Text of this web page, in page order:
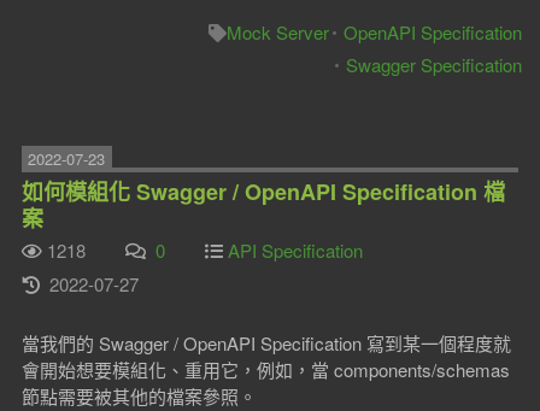
Mock Server OpenAPI Specification
Swagger Specification
2022-07-23
如何模組化 Swagger / OpenAPI Specification 檔
案
1218 0
API Specification
2022-07-27
當我們的 Swagger / OpenAPI Specification 寫到某一個程度就
會開始想要模組化、重用它，例如，當 components/schemas
節點需要被其他的檔案參照。